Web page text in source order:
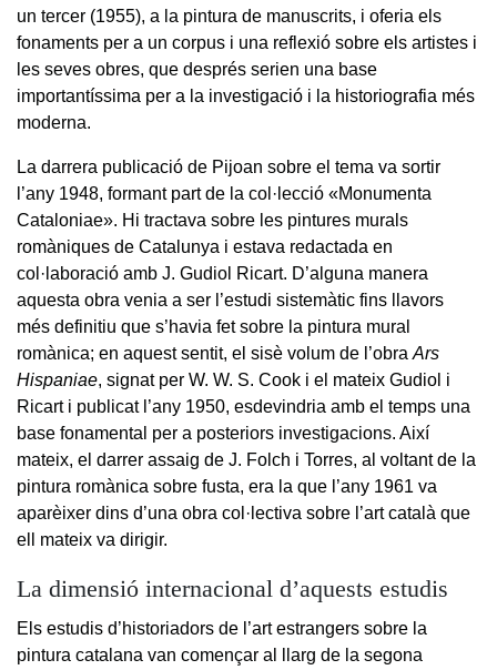
un tercer (1955), a la pintura de manuscrits, i oferia els
fonaments per a un corpus i una reflexió sobre els artistes i
les seves obres, que després serien una base
importantíssima per a la investigació i la historiografia més
moderna.
La darrera publicació de Pijoan sobre el tema va sortir
l’any 1948, formant part de la col·lecció «Monumenta
Cataloniae». Hi tractava sobre les pintures murals
romàniques de Catalunya i estava redactada en
col·laboració amb J. Gudiol Ricart. D’alguna manera
aquesta obra venia a ser l’estudi sistemàtic fins llavors
més definitiu que s’havia fet sobre la pintura mural
romànica; en aquest sentit, el sisè volum de l’obra Ars
Hispaniae, signat per W. W. S. Cook i el mateix Gudiol i
Ricart i publicat l’any 1950, esdevindria amb el temps una
base fonamental per a posteriors investigacions. Així
mateix, el darrer assaig de J. Folch i Torres, al voltant de la
pintura romànica sobre fusta, era la que l’any 1961 va
aparèixer dins d’una obra col·lectiva sobre l’art català que
ell mateix va dirigir.
La dimensió internacional d’aquests estudis
Els estudis d’historiadors de l’art estrangers sobre la
pintura catalana van començar al llarg de la segona